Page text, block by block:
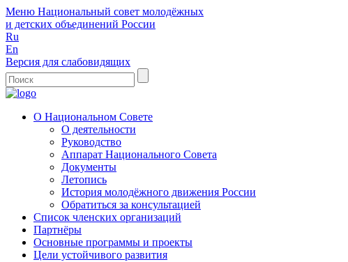
Меню Национальный совет молодёжных
и детских объединений России
Ru
En
Версия для слабовидящих
О Национальном Совете
О деятельности
Руководство
Аппарат Национального Совета
Документы
Летопись
История молодёжного движения России
Обратиться за консультацией
Список членских организаций
Партнёры
Основные программы и проекты
Цели устойчивого развития